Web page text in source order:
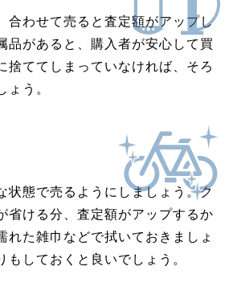
合わせて売ると査定額がアップし
品があると、購入者が安心して買
捨ててしまっていなければ、そろ
ょう。
状態で売るようにしましょう。ク
省ける分、査定額がアップするか
れた雑巾などで拭いておきましょ
もしておくと良いでしょう。